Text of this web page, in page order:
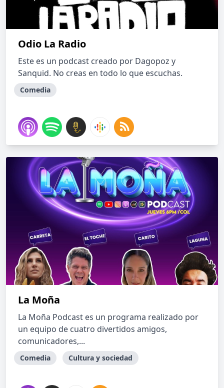
Odio La Radio
Este es un podcast creado por Dagopoz y
Sanquid. No creas en todo lo que escuchas.
Comedia
La Moña
La Moña Podcast es un programa realizado por
un equipo de cuatro divertidos amigos,
comunicadores,...
Comedia Cultura y sociedad